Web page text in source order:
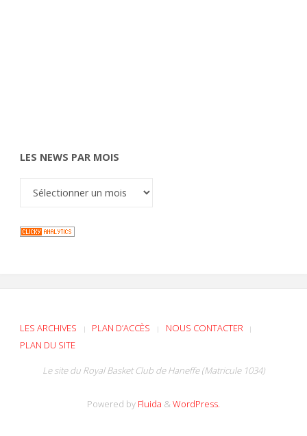
LES NEWS PAR MOIS
LES ARCHIVES | PLAN D’ACCÈS | NOUS CONTACTER |
PLAN DU SITE
Le site du Royal Basket Club de Haneffe (Matricule 1034)
Powered by Fluida &WordPress.